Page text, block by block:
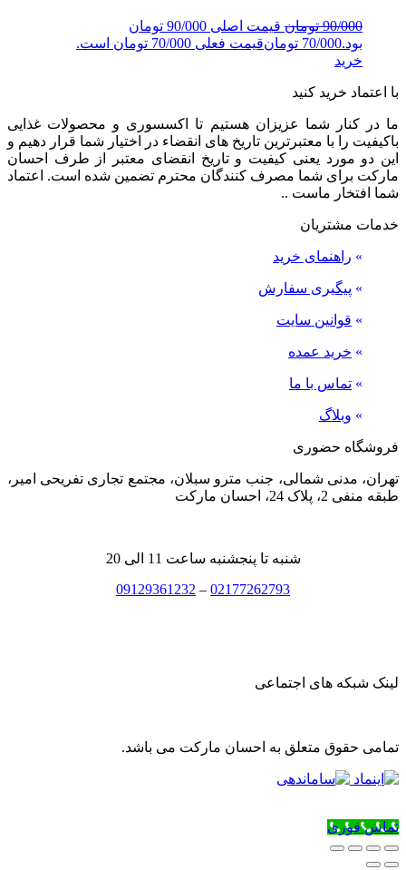
90/000 تومان
قیمت اصلی 90/000 تومان
بود.70/000 تومانقیمت فعلی 70/000 تومان است.
خرید
با اعتماد خرید کنید
ما در کنار شما عزیزان هستیم تا اکسسوری و محصولات غذایی
باکیفیت را با معتبرترین تاریخ های انقضاء در اختیار شما قرار دهیم و
این دو مورد یعنی کیفیت و تاریخ انقضای معتبر از طرف احسان
مارکت برای شما مصرف کنندگان محترم تضمین شده است. اعتماد
شما افتخار ماست ..
خدمات مشتریان
» راهنمای خرید
» پیگیری سفارش
» قوانین سایت
» خرید عمده
» تماس با ما
» وبلاگ
فروشگاه حضوری
تهران، مدنی شمالی، جنب مترو سبلان، مجتمع تجاری تفریحی امیر،
طبقه منفی 2، پلاک 24، احسان مارکت
شنبه تا پنجشنبه ساعت 11 الی 20
02177262793
–
09129361232
لینک شبکه های اجتماعی
تمامی حقوق متعلق به احسان مارکت می باشد.
تماس فوری